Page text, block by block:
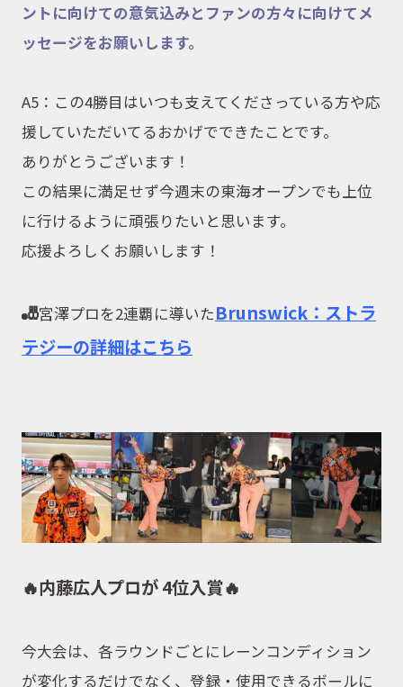
取扱ブランド
取扱店舗
WEBショップ
ニュース
ントに向けての意気込みとファンの方々に向けてメ
ッセージをお願いします。
A5：この4勝目はいつも支えてくださっている方や応
援していただいてるおかげでできたことです。
ありがとうございます！
この結果に満足せず今週末の東海オープンでも上位
に行けるように頑張りたいと思います。
応援よろしくお願いします！
🎳宮澤プロを2連覇に導いたBrunswick：ストラ
テジーの詳細はこちら
🔥内藤広人プロが 4位入賞🔥
今大会は、各ラウンドごとにレーンコンディション
が変化するだけでなく、登録・使用できるボールに